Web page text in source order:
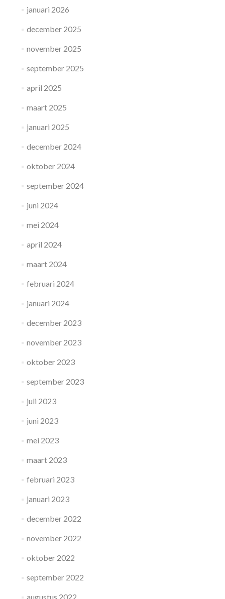
januari 2026
december 2025
november 2025
september 2025
april 2025
maart 2025
januari 2025
december 2024
oktober 2024
september 2024
juni 2024
mei 2024
april 2024
maart 2024
februari 2024
januari 2024
december 2023
november 2023
oktober 2023
september 2023
juli 2023
juni 2023
mei 2023
maart 2023
februari 2023
januari 2023
december 2022
november 2022
oktober 2022
september 2022
augustus 2022